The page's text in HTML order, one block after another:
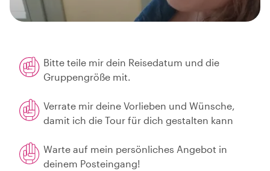
Bitte teile mir dein Reisedatum und die
Gruppengröße mit.
Verrate mir deine Vorlieben und Wünsche,
damit ich die Tour für dich gestalten kann
Warte auf mein persönliches Angebot in
deinem Posteingang!